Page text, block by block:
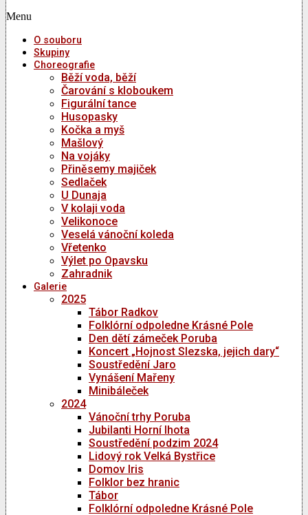
Menu
O souboru
Skupiny
Choreografie
Běží voda, běží
Čarování s kloboukem
Figurální tance
Husopasky
Kočka a myš
Mašlový
Na vojáky
Přiněsemy majiček
Sedlaček
U Dunaja
V kolaji voda
Velikonoce
Veselá vánoční koleda
Vřetenko
Výlet po Opavsku
Zahradnik
Galerie
2025
Tábor Radkov
Folklórní odpoledne Krásné Pole
Den dětí zámeček Poruba
Koncert „Hojnost Slezska, jejich dary“
Soustředění Jaro
Vynášení Mařeny
Minibáleček
2024
Vánoční trhy Poruba
Jubilanti Horní lhota
Soustředění podzim 2024
Lidový rok Velká Bystřice
Domov Iris
Folklor bez hranic
Tábor
Folklórní odpoledne Krásné Pole